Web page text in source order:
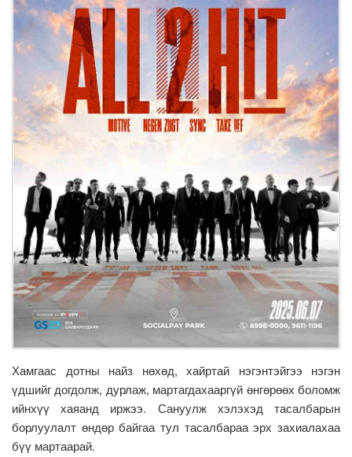
Хамгаас дотны найз нөхөд, хайртай нэгэнтэйгээ нэгэн
үдшийг догдолж, дурлаж, мартагдахааргүй өнгөрөөх боломж
ийнхүү хаяанд иржээ. Сануулж хэлэхэд тасалбарын
борлуулалт өндөр байгаа тул тасалбараа эрх захиалахаа
бүү мартаарай.